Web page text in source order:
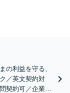
の利益を守る、
／英文契約対
契約可／企業規